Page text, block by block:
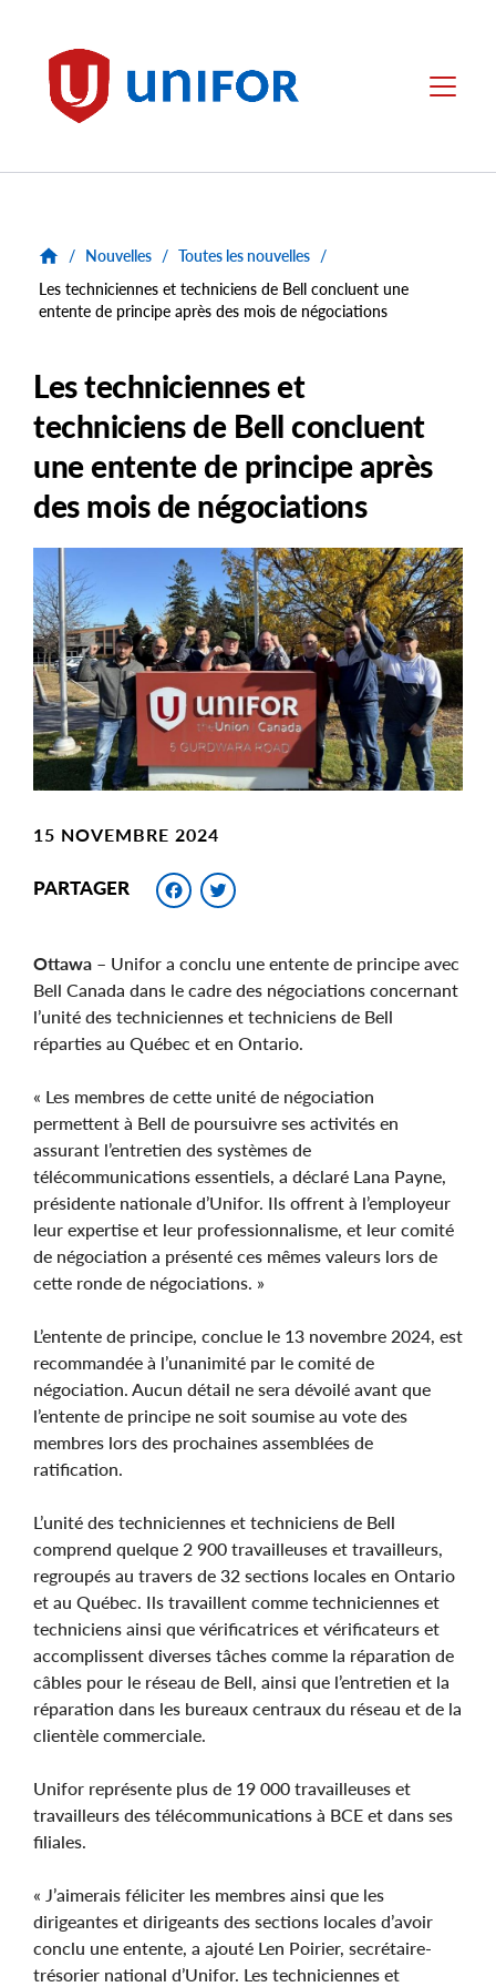
Unifor Menu
/ Nouvelles / Toutes les nouvelles /
Les techniciennes et techniciens de Bell concluent une
entente de principe après des mois de négociations
Les techniciennes et
techniciens de Bell concluent
une entente de principe après
des mois de négociations
Main
Image
Image
15 NOVEMBRE 2024
PARTAGER Facebook
Ottawa – Unifor a conclu une entente de principe avec
Bell Canada dans le cadre des négociations concernant
l’unité des techniciennes et techniciens de Bell
réparties au Québec et en Ontario.
« Les membres de cette unité de négociation
permettent à Bell de poursuivre ses activités en
assurant l’entretien des systèmes de
télécommunications essentiels, a déclaré Lana Payne,
présidente nationale d’Unifor. Ils offrent à l’employeur
leur expertise et leur professionnalisme, et leur comité
de négociation a présenté ces mêmes valeurs lors de
cette ronde de négociations. »
L’entente de principe, conclue le 13 novembre 2024, est
recommandée à l’unanimité par le comité de
négociation. Aucun détail ne sera dévoilé avant que
l’entente de principe ne soit soumise au vote des
membres lors des prochaines assemblées de
ratification.
L’unité des techniciennes et techniciens de Bell
comprend quelque 2 900 travailleuses et travailleurs,
regroupés au travers de 32 sections locales en Ontario
et au Québec. Ils travaillent comme techniciennes et
techniciens ainsi que vérificatrices et vérificateurs et
accomplissent diverses tâches comme la réparation de
câbles pour le réseau de Bell, ainsi que l’entretien et la
réparation dans les bureaux centraux du réseau et de la
clientèle commerciale.
Unifor représente plus de 19 000 travailleuses et
travailleurs des télécommunications à BCE et dans ses
filiales.
« J’aimerais féliciter les membres ainsi que les
dirigeantes et dirigeants des sections locales d’avoir
conclu une entente, a ajouté Len Poirier, secrétaire-
trésorier national d’Unifor. Les techniciennes et